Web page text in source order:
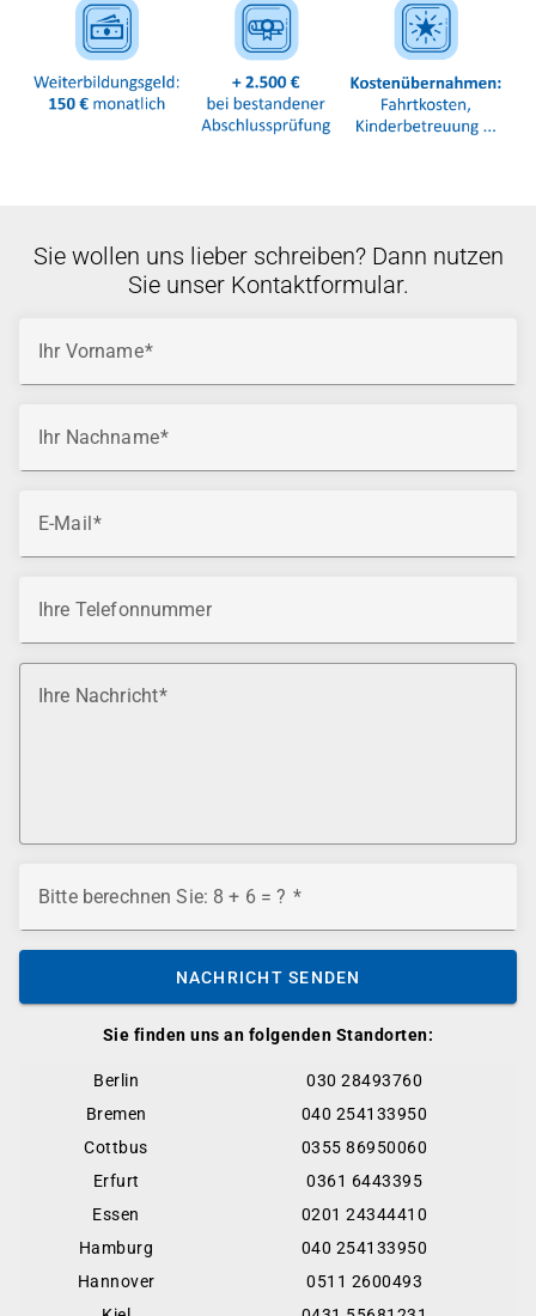
Sie finden uns an folgenden Standorten:
Berlin
030 28493760
Bremen
040 254133950
Cottbus
0355 86950060
Erfurt
0361 6443395
Essen
0201 24344410
Hamburg
040 254133950
Hannover
0511 2600493
Sie wollen uns lieber schreiben? Dann nutzen
Sie unser Kontaktformular.
Ihr Vorname
Ihr Nachname
E-Mail
Ihre Telefonnummer
Ihre Nachricht
Bitte berechnen Sie: 8 + 6 = ?
NACHRICHT SENDEN